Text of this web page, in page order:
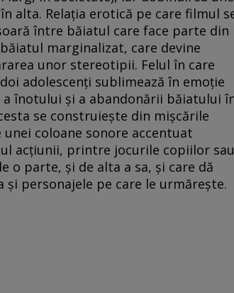
alta. Relaţia erotică pe care filmul
între băiatul care face parte din
marginalizat, care devine
unor stereotipii. Felul în care
adolescenţi sublimează în emoţie
a înotului şi a abandonării băiatului
se construieşte din mişcările
coloane sonore accentuat
acţiunii, printre jocurile copiilor sau
o parte, şi de alta a sa, şi care dă
şi personajele pe care le urmăreşte.